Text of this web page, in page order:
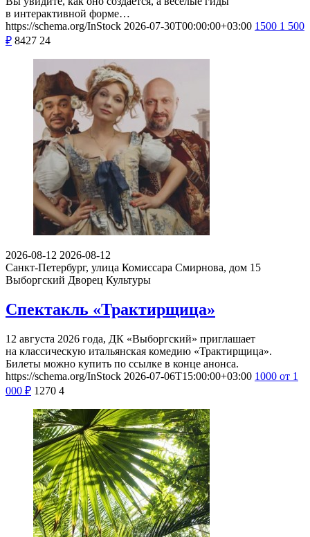
в интерактивной форме…
https://schema.org/InStock 2026-07-30T00:00:00+03:00 1500 1 500
₽ 8427 24
2026-08-12 2026-08-12
Санкт-Петербург, улица Комиссара Смирнова, дом 15
Выборгский Дворец Культуры
Спектакль «Трактирщица»
12 августа 2026 года, ДК «Выборгский» приглашает
на классическую итальянская комедию «Трактирщица».
Билеты можно купить по ссылке в конце анонса.
https://schema.org/InStock 2026-07-06T15:00:00+03:00 1000 от 1
000 ₽ 1270 4